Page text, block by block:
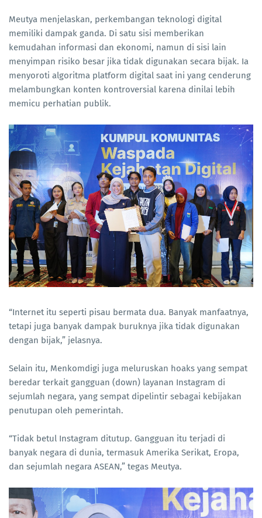
Meutya menjelaskan, perkembangan teknologi digital
memiliki dampak ganda. Di satu sisi memberikan
kemudahan informasi dan ekonomi, namun di sisi lain
menyimpan risiko besar jika tidak digunakan secara bijak. Ia
menyoroti algoritma platform digital saat ini yang cenderung
melambungkan konten kontroversial karena dinilai lebih
memicu perhatian publik.
“Internet itu seperti pisau bermata dua. Banyak manfaatnya,
tetapi juga banyak dampak buruknya jika tidak digunakan
dengan bijak,” jelasnya.
Selain itu, Menkomdigi juga meluruskan hoaks yang sempat
beredar terkait gangguan (down) layanan Instagram di
sejumlah negara, yang sempat dipelintir sebagai kebijakan
penutupan oleh pemerintah.
“Tidak betul Instagram ditutup. Gangguan itu terjadi di
banyak negara di dunia, termasuk Amerika Serikat, Eropa,
dan sejumlah negara ASEAN,” tegas Meutya.